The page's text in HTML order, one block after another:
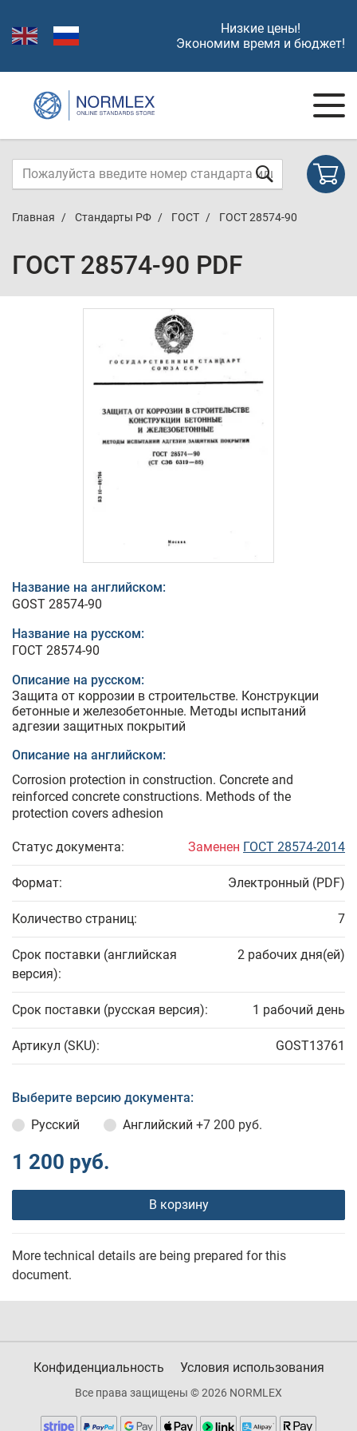
Низкие цены!
Экономим время и бюджет!
Главная Стандарты РФ ГОСТ ГОСТ 28574-90
ГОСТ 28574-90 PDF
Название на английском:
GOST 28574-90
Название на русском:
ГОСТ 28574-90
Описание на русском:
Защита от коррозии в строительстве. Конструкции
бетонные и железобетонные. Методы испытаний
адгезии защитных покрытий
Описание на английском:
Corrosion protection in construction. Concrete and
reinforced concrete constructions. Methods of the
protection covers adhesion
Статус документа: Заменен ГОСТ 28574-2014
Формат: Электронный (PDF)
Количество страниц: 7
Срок поставки (английская
версия):
2 рабочих дня(ей)
Срок поставки (русская версия): 1 рабочий день
Артикул (SKU): GOST13761
Выберите версию документа:
Русский
Английский +7 200 руб.
1 200 руб.
В корзину
More technical details are being prepared for this
document.
Конфиденциальность Условия использования
Все права защищены © 2026 NORMLEX